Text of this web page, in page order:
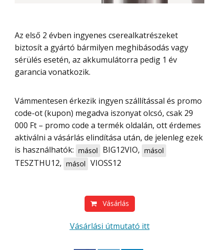
Az első 2 évben ingyenes cserealkatrészeket
biztosít a gyártó bármilyen meghibásodás vagy
sérülés esetén, az akkumulátorra pedig 1 év
garancia vonatkozik.
Vámmentesen érkezik ingyen szállítással és promo
code-ot (kupon) megadva iszonyat olcsó, csak 29
000 Ft – promo code a termék oldalán, ott érdemes
aktiválni a vásárlás elindítása után, de jelenleg ezek
is használhatók: másol BIG12VIO, másol
TESZTHU12, másol VIOSS12
Vásárlás
Vásárlási útmutató itt